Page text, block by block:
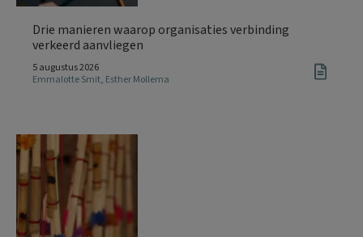
Drie manieren waarop organisaties verbinding
verkeerd aanvliegen
5 augustus 2026
Emmalotte Smit, Esther Mollema